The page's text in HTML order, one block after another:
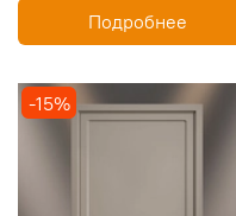
Подробнее
-15%